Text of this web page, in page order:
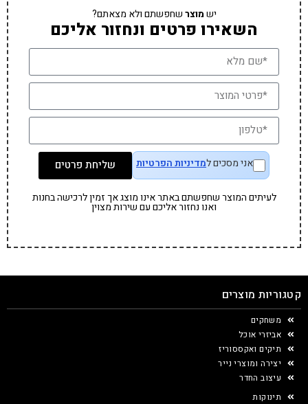
ישמוצרשחפשתם ולא מצאתם?
השאירו פרטים ונחזור אליכם
אני מסכים למדיניות הפרטיות שליחת פרטים
לעיתים המוצר שחפשתם באתר אינו מוצג אך זמין לרכישה בחנות
ואנו נחזור אליכם עם שירות מצוין
קטגוריות מוצרים
משחקים
אביזרי אוכל
תיקים ואקססוריז
יצירה ומוצרי נייר
עיצוב החדר
תינוקות